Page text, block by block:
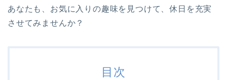
あなたも、お気に入りの趣味を見つけて、休日を充実
させてみませんか？
目次